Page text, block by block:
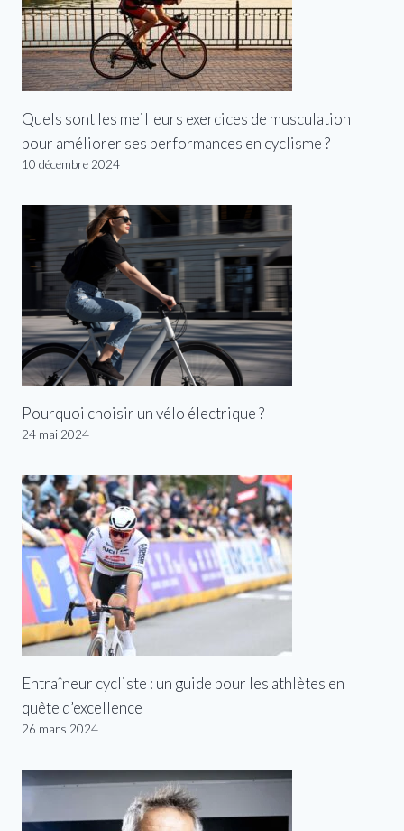
Quels sont les meilleurs exercices de musculation
pour améliorer ses performances en cyclisme ?
10 décembre 2024
Pourquoi choisir un vélo électrique ?
24 mai 2024
Entraîneur cycliste : un guide pour les athlètes en
quête d’excellence
26 mars 2024